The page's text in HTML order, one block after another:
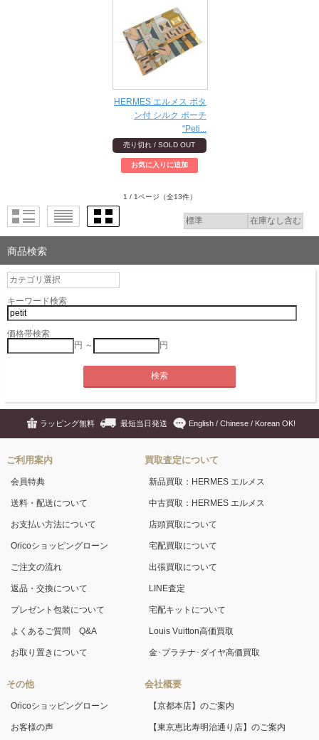
HERMES エルメス ボタ
ン付 シルク ポーチ
"Peti...
売り切れ / SOLD OUT
1 / 1ページ （全13件）
商品検索
キーワード検索
価格帯検索
円 ～
円
ラッピング無料 最短当日発送 English / Chinese / Korean OK!
ご利用案内
会員特典
送料・配送について
お支払い方法について
Oricoショッピングローン
ご注文の流れ
返品・交換について
プレゼント包装について
よくあるご質問 Q&A
お取り置きについて
その他
Oricoショッピングローン
お客様の声
買取査定について
新品買取：HERMES エルメス
中古買取：HERMES エルメス
店頭買取について
宅配買取について
出張買取について
LINE査定
宅配キットについて
Louis Vuitton高価買取
金･プラチナ･ダイヤ高価買取
会社概要
【京都本店】のご案内
【東京恵比寿明治通り店】のご案内